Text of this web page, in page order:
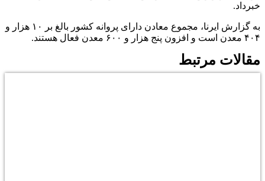
خبرداد.
به گزارش ایرنا، مجموع معادن دارای پروانه کشور بالغ بر ۱۰ هزار و
۴۰۴ معدن است و افزون پنج هزار و ۶۰۰ معدن فعال هستند.
مقالات مرتبط